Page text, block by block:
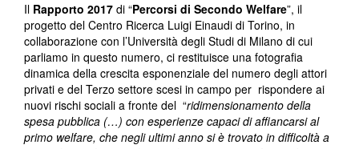
Il Rapporto 2017 di “Percorsi di Secondo Welfare”, il
progetto del Centro Ricerca Luigi Einaudi di Torino, in
collaborazione con l’Università degli Studi di Milano di cui
parliamo in questo numero, ci restituisce una fotografia
dinamica della crescita esponenziale del numero degli attori
privati e del Terzo settore scesi in campo per rispondere ai
nuovi rischi sociali a fronte del “ridimensionamento della
spesa pubblica (…) con esperienze capaci di affiancarsi al
primo welfare, che negli ultimi anno si è trovato in difficoltà a